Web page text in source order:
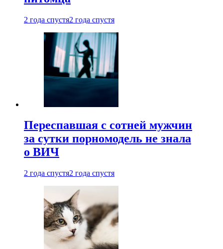
2 года спустя2 года спустя
Переспавшая с сотней мужчин
за сутки порномодель не знала
о ВИЧ
2 года спустя2 года спустя